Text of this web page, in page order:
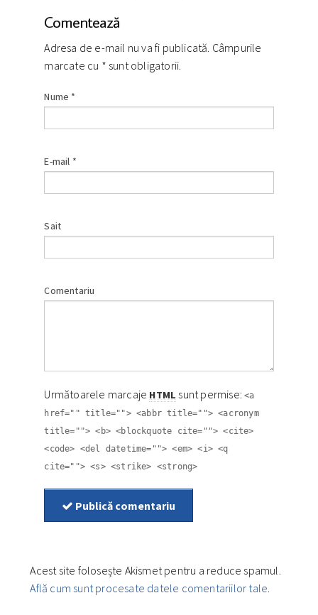
Comentează
Adresa de e-mail nu va fi publicată. Câmpurile
marcate cu * sunt obligatorii.
Nume *
E-mail *
Sait
Comentariu
Următoarele marcaje HTML sunt permise:<a
href="" title=""> <abbr title=""> <acronym
title=""> <b> <blockquote cite=""> <cite>
<code> <del datetime=""> <em> <i> <q
cite=""> <s> <strike> <strong>
Publică comentariu
Acest site folosește Akismet pentru a reduce spamul.
Află cum sunt procesate datele comentariilor tale.